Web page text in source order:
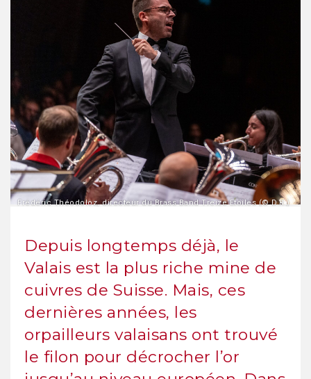
Frédéric Théodoloz, directeur du Brass Band Treize Etoiles (© D.R.)
Depuis longtemps déjà, le
Valais est la plus riche mine de
cuivres de Suisse. Mais, ces
dernières années, les
orpailleurs valaisans ont trouvé
le filon pour décrocher l’or